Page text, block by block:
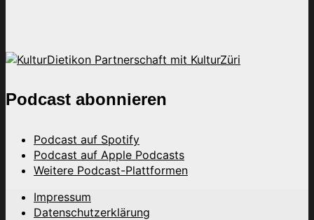
Podcast abonnieren
Podcast auf Spotify
Podcast auf Apple Podcasts
Weitere Podcast-Plattformen
Impressum
Datenschutzerklärung